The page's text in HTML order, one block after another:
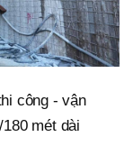
công - vận
mét dài